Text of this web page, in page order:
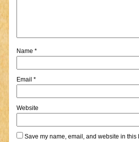
Name *
Email *
Website
Save my name, email, and website in this